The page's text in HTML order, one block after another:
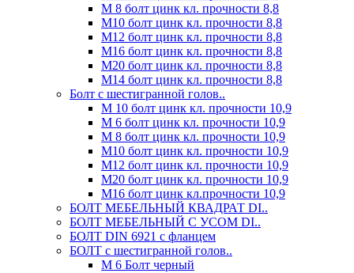
М 8 болт цинк кл. прочности 8,8
М10 болт цинк кл. прочности 8,8
М12 болт цинк кл. прочности 8,8
М16 болт цинк кл. прочности 8,8
М20 болт цинк кл. прочности 8,8
М14 болт цинк кл. прочности 8,8
Болт с шестигранной голов..
М 10 болт цинк кл. прочности 10,9
М 6 болт цинк кл. прочности 10,9
М 8 болт цинк кл. прочности 10,9
М10 болт цинк кл. прочности 10,9
М12 болт цинк кл. прочности 10,9
М20 болт цинк кл. прочности 10,9
М16 болт цинк кл.прочности 10,9
БОЛТ МЕБЕЛЬНЫЙ КВАДРАТ DI..
БОЛТ МЕБЕЛЬНЫЙ С УСОМ DI..
БОЛТ DIN 6921 c фланцем
БОЛТ с шестигранной голов..
М 6 Болт черный